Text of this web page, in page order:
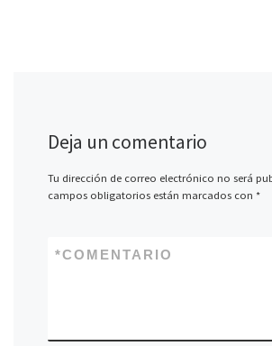
Deja un comentario
Tu dirección de correo electrónico no será
campos obligatorios están marcados con *
COMENTARIO
*